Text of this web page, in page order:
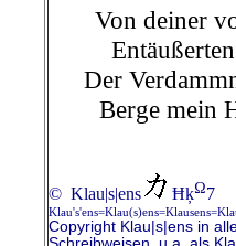
Von deiner
Der
Berge mein
© Klau|s|ens ĦķΩ7
Copyright Klau|s|ens in